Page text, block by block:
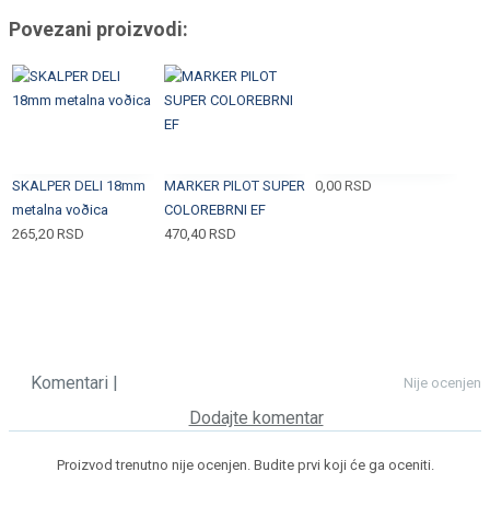
Povezani proizvodi:
SKALPER DELI 18mm
metalna voðica
265,20 RSD
MARKER PILOT SUPER
COLOREBRNI EF
470,40 RSD
0,00RSD
Nije ocenjen
Komentari |
Dodajte komentar
Proizvod trenutno nije ocenjen. Budite prvi koji će ga oceniti.